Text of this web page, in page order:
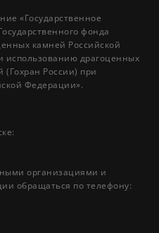
«Государственное
фонда
камней Российской
использованию драгоценных
(Гохран России) при
Федерации».
организациями и
обращаться по телефону: